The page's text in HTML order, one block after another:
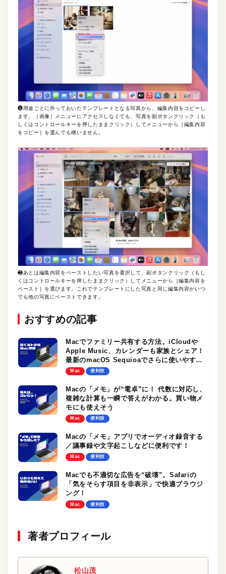
❷用途ごとに作っておいたテンプレートとなる写真から、編集内容をコピーし
ます。［画像］メニューにアクセスしなくても、写真を副ボタンクリック（も
しくはコントロールキーを押したままクリック）してメニューから［編集内容
をコピー］を選んでも構いません。
❸あとは編集内容をペーストしたい写真を選択して、副ボタンクリック（もし
くはコントロールキーを押したままクリック）してメニューから［編集内容を
ペースト］を選びます。これでテンプレートにした写真と同じ編集内容がいつ
でも他の写真にペーストできます。
おすすめの記事
Macでファミリー共有する方法。iCloudや
Apple Music、カレンダーも家族とシェア！
最新のmacOS Sequioaでさらに使いやすく
なりました
Mac 便利技
Macの「メモ」が“電卓”に！ 代数に対応し、
複雑な計算も一瞬で答えがわかる。買い物メ
モにも使えそう
Mac 便利技
Macの「メモ」アプリでオーディオ録音する
／議事録や文字起こしなどに便利です！
Mac 便利技
Macでも不適切な広告を“破壊”。Safariの
「気をそらす項目を非表示」で快適ブラウジ
ング！
Mac 便利技
著者プロフィール
松山茂